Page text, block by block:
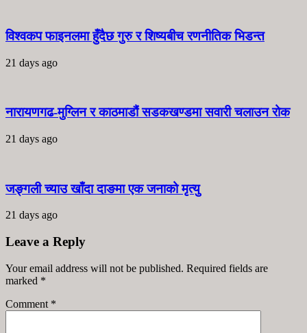
विश्वकप फाइनलमा हुँदैछ गुरु र शिष्यबीच रणनीतिक भिडन्त
21 days ago
नारायणगढ-मुग्लिन र काठमाडौं सडकखण्डमा सवारी चलाउन रोक
21 days ago
जङ्गली च्याउ खाँदा दाङमा एक जनाको मृत्यु
21 days ago
Leave a Reply
Your email address will not be published. Required fields are
marked *
Comment *